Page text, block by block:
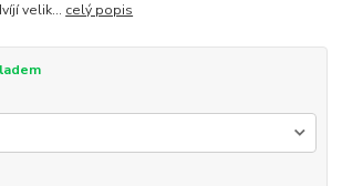
velik... celý popis